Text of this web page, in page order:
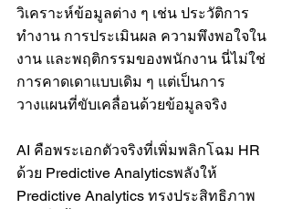
วิเคราะห์ข้อมูลต่าง ๆ เช่น ประวัติการ
ทำงาน การประเมินผล ความพึงพอใจใน
งาน และพฤติกรรมของพนักงาน นี่ไม่ใช่
การคาดเดาแบบเดิม ๆ แต่เป็นการ
วางแผนที่ขับเคลื่อนด้วยข้อมูลจริง
AI คือพระเอกตัวจริงที่เพิ่มพลิกโฉม HR
ด้วย Predictive Analyticsพลังให้
Predictive Analytics ทรงประสิทธิภาพ